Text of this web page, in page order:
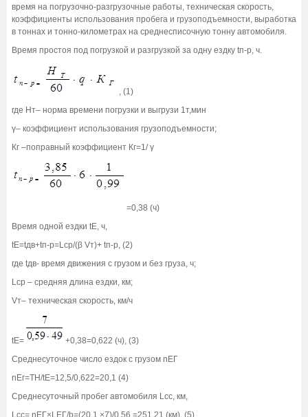
время на погрузочно-разгрузочные работы, техническая скорость,
коэффициенты использования пробега и грузоподъемности, выработка
в тоннах и тонно-километрах на среднесписочную тонну автомобиля.
Время простоя под погрузкой и разгрузкой за одну ездку tп-р, ч.
, (1)
где Нт– норма времени погрузки и выгрузи 1т,мин
γ– коэффициент использования грузоподъемности;
Кг –поправный коэффициент Кг=1/ γ
=0,38 (ч)
Время одной ездки tЕ, ч,
tЕ=tдв+tп-р=Lср/(β Vт)+ tп-р, (2)
где tдв- время движения с грузом и без груза, ч;
Lср – средняя длина ездки, км;
Vт– техническая скорость, км/ч
tЕ=
+0,38=0,622 (ч), (3)
Среднесуточное число ездок с грузом nЕГ
nЕг=TH/tE=12,5/0,622=20,1 (4)
Среднесуточный пробег автомобиля Lcc, км,
Lcc= nЕГ×LЕГ/b=(20,1 ×7)/0,56 =251,21 (км), (5)